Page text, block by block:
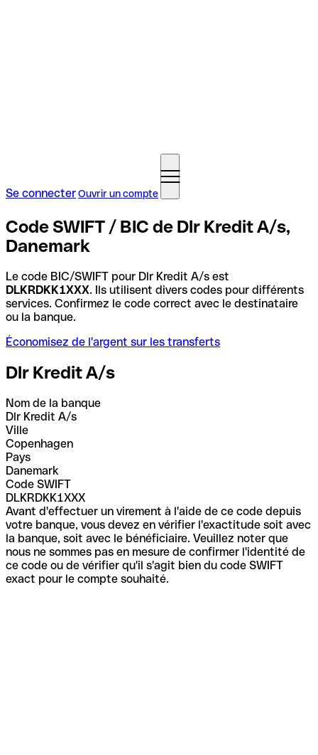
Se connecterOuvrir un compte
Code SWIFT / BIC de Dlr Kredit A/s,
Danemark
Le code BIC/SWIFT pour Dlr Kredit A/s est
DLKRDKK1XXX. Ils utilisent divers codes pour différents
services. Confirmez le code correct avec le destinataire
ou la banque.
Économisez de l'argent sur les transferts
Dlr Kredit A/s
Nom de la banque
Dlr Kredit A/s
Ville
Copenhagen
Pays
Danemark
Code SWIFT
DLKRDKK1XXX
Avant d'effectuer un virement à l'aide de ce code depuis
votre banque, vous devez en vérifier l'exactitude soit avec
la banque, soit avec le bénéficiaire. Veuillez noter que
nous ne sommes pas en mesure de confirmer l'identité de
ce code ou de vérifier qu'il s'agit bien du code SWIFT
exact pour le compte souhaité.